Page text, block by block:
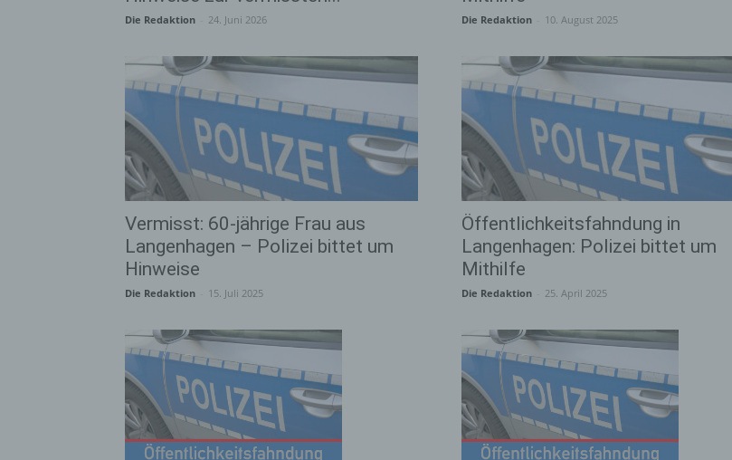
Die Redaktion 24. Juni 2026 Die Redaktion 10. August 2025
Vermisst: 60-jährige Frau aus
Langenhagen – Polizei bittet um
Hinweise
Die Redaktion 15. Juli 2025
Öffentlichkeitsfahndung in
Langenhagen: Polizei bittet um
Mithilfe
Die Redaktion 25. April 2025